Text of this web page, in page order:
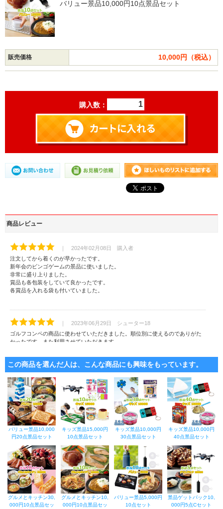
バリュー景品10,000円10点景品セット
販売価格 10,000円（税込）
購入数：
商品レビュー
｜ 2024年02月08日 購入者
注文してから着くのが早かったです。
新年会のビンゴゲームの景品に使いました。
非常に盛り上りました。
賞品も各包装をしていて良かったです。
各賞品を入れる袋も付いていました。
｜ 2023年06月29日 シューター18
ゴルフコンペの商品に使わせていただきました。順位別に使えるのでありがた
かったです。また利用させていただきます。
｜ 2017年03月22日 糸永 一彌
リーズナブルで商品もよい
この商品を選んだ人は、こんな商品にも興味をもっています。
バリュー景品10,000
円20点景品セット
キッズ景品15,000円
10点景品セット
キッズ景品10,000円
30点景品セット
キッズ景品10,000円
40点景品セット
グルメとキッチン30,
000円10点景品セッ
グルメとキッチン10,
000円10点景品セッ
バリュー景品5,000円
10点セット
景品ゲットパック10,
000円5点Cセット